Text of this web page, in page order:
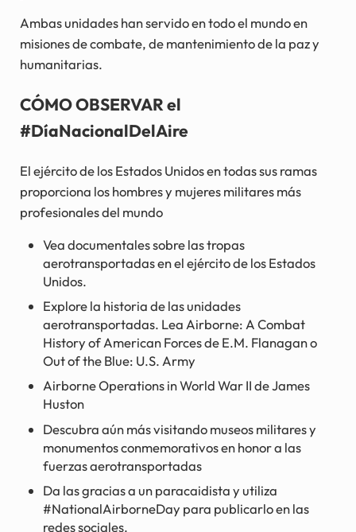
Ambas unidades han servido en todo el mundo en
misiones de combate, de mantenimiento de la paz y
humanitarias.
CÓMO OBSERVAR el
#DíaNacionalDelAire
El ejército de los Estados Unidos en todas sus ramas
proporciona los hombres y mujeres militares más
profesionales del mundo
Vea documentales sobre las tropas
aerotransportadas en el ejército de los Estados
Unidos.
Explore la historia de las unidades
aerotransportadas. Lea Airborne: A Combat
History of American Forces de E.M. Flanagan o
Out of the Blue: U.S. Army
Airborne Operations in World War II de James
Huston
Descubra aún más visitando museos militares y
monumentos conmemorativos en honor a las
fuerzas aerotransportadas
Da las gracias a un paracaidista y utiliza
#NationalAirborneDay para publicarlo en las
redes sociales.